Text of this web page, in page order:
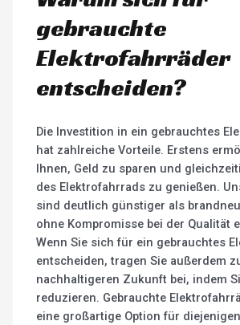
gebrauchte
Elektrofahrräder
entscheiden?
Die Investition in ein gebrauchtes
hat zahlreiche Vorteile. Erstens
Ihnen, Geld zu sparen und
des Elektrofahrrads zu genießen.
sind deutlich günstiger als
ohne Kompromisse bei der Qualität
Wenn Sie sich für ein gebrauchtes
entscheiden, tragen Sie außerdem
nachhaltigeren Zukunft bei, indem
reduzieren. Gebrauchte
eine großartige Option für